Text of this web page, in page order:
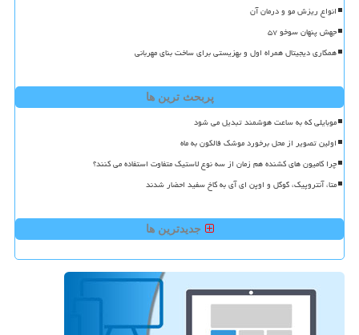
انواع ریزش مو و درمان آن
جهش پنهان سوخو ۵۷
همکاری دیجیتال همراه اول و بهزیستی برای ساخت بنای مهربانی
پربحث ترین ها
موبایلی که به ساعت هوشمند تبدیل می شود
اولین تصویر از محل برخورد موشک فالکون به ماه
چرا کامیون های کشنده هم زمان از سه نوع لاستیک متفاوت استفاده می کنند؟
متا، آنتروپیک، گوگل و اوپن ای آی به کاخ سفید احضار شدند
جدیدترین ها